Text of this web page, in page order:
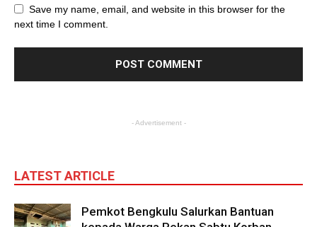
Save my name, email, and website in this browser for the
next time I comment.
- Advertisement -
LATEST ARTICLE
Pemkot Bengkulu Salurkan Bantuan